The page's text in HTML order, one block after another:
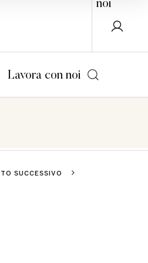
Lavora con noi
SUCCESSIVO